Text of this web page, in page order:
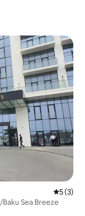
5 (3)
Sea Breeze